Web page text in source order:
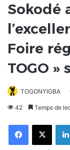
Sokodé
Foire
TOGO »
TOGONYIGBA
42 Temps de
FacebookX